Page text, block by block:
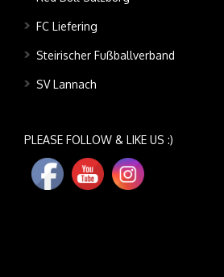
FC Liefering
Steirischer Fußballverband
SV Lannach
PLEASE FOLLOW & LIKE US :)